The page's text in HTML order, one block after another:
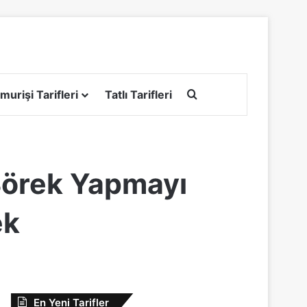
Tarifleri Tatlı Tarifleri
Yapmayı
En Yeni Tarifler